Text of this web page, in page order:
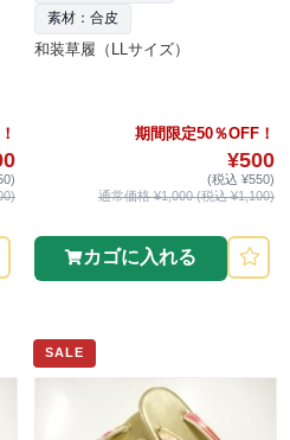
素材：合皮
和装草履（LLサイズ）
期間限定50％OFF！
¥500
(税込 ¥550)
通常価格 ¥1,000 (税込 ¥1,100)
カゴに入れる
SALE